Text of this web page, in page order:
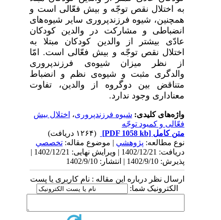
به اختلال نقص توجّه و بیش فعّالی است و
همچنین، شیوه فرزندپروری سایر شیوه‌های
انضباطی و مشارکت در والدین کودکان
عادّی بیشتر از والدین کودکان مبتلا به
اختلال نقص توجّه و بیش فعّالی است. امّا
از نظر میزان شیوه‌ی فرزندپروری
والدگری مثبت و شیوه‌ی نظم و انضباط
متناقض بین دوگروه از والدین، تفاوت
معناداری وجود ندارد.
واژه‌های کلیدی:شیوه فرزندپروری،اختلال بیش
فعّالی و کمبود توجّه
متن کامل[PDF 1058 kb]
نوع مطالعه:پژوهشي| موضوع مقاله:تخصصي
دریافت: 1402/12/21 | ویرایش نهایی: 1402/12/21 |
پذیرش: 1402/9/10 | انتشار: 1402/9/10
ارسال نظر درباره این مقاله : نام کاربری یا پست
الکترونیک شما: